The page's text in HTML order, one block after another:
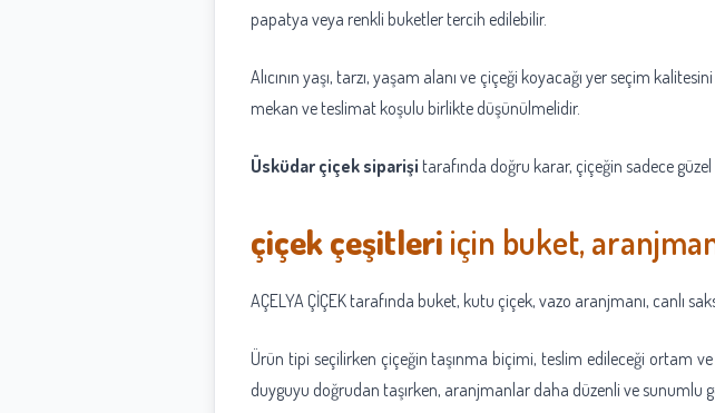
papatya veya renkli buketler tercih edilebilir.
Alıcının yaşı, tarzı, yaşam alanı ve çiçeği koyacağı yer seçim
mekan ve teslimat koşulu birlikte düşünülmelidir.
Üsküdar çiçek siparişi tarafında doğru karar, çiçeğin sadece
çiçek çeşitleri için buket,
AÇELYA ÇİÇEK tarafında buket, kutu çiçek, vazo aranjmanı, canlı
Ürün tipi seçilirken çiçeğin taşınma biçimi, teslim edileceği ortam ve
duyguyu doğrudan taşırken, aranjmanlar daha düzenli ve sunumlu